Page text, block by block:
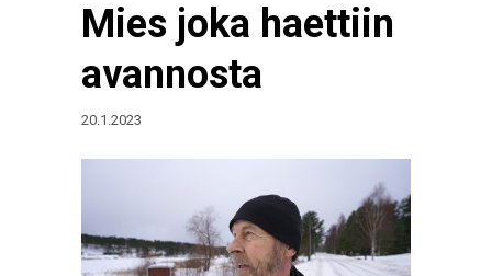
Mies joka haettiin
avannosta
20.1.2023